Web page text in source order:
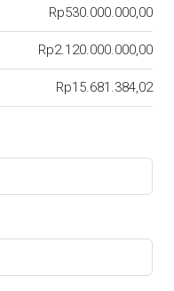
Rp530.000.000,00
Rp2.120.000.000,00
Rp15.681.384,02